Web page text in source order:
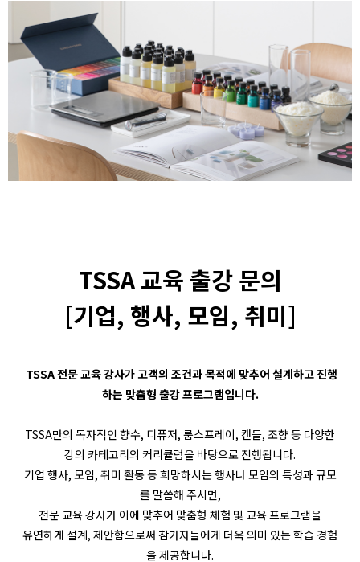
TSSA 교육 출강 문의
[기업, 행사, 모임, 취미]
TSSA 전문 교육 강사가 고객의 조건과 목적에 맞추어 설계하고 진행
하는 맞춤형 출강 프로그램입니다.
TSSA만의 독자적인 향수, 디퓨저, 룸스프레이, 캔들, 조향 등 다양한
강의 카테고리의 커리큘럼을 바탕으로 진행됩니다.
기업 행사, 모임, 취미 활동 등 희망하시는 행사나 모임의 특성과 규모
를 말씀해 주시면,
전문 교육 강사가 이에 맞추어 맞춤형 체험 및 교육 프로그램을
유연하게 설계, 제안함으로써 참가자들에게 더욱 의미 있는 학습 경험
을 제공합니다.